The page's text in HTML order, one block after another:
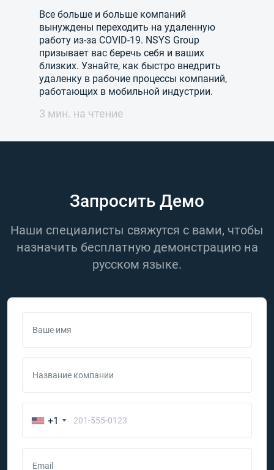
Все больше и больше компаний
вынуждены переходить на удаленную
работу из-за COVID-19. NSYS Group
призывает вас беречь себя и ваших
близких. Узнайте, как быстро внедрить
удаленку в рабочие процессы компаний,
работающих в мобильной индустрии.
3 мин. на чтение
Запросить Демо
Наши специалисты свяжутся с вами, чтобы
назначить бесплатную демонстрацию на
русском языке.
Ваше имя
Название компании
+1
Email